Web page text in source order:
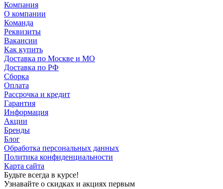
Компания
О компании
Команда
Реквизиты
Вакансии
Как купить
Доставка по Москве и МО
Доставка по РФ
Сборка
Оплата
Рассрочка и кредит
Гарантия
Информация
Акции
Бренды
Блог
Обработка персональных данных
Политика конфиденциальности
Карта сайта
Будьте всегда в курсе!
Узнавайте о скидках и акциях первым